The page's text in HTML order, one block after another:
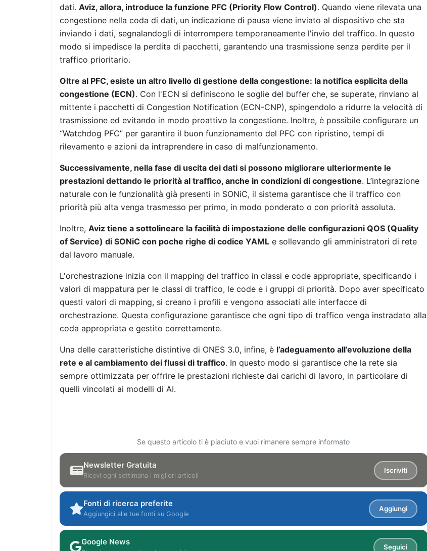
dati. Aviz, allora, introduce la funzione PFC (Priority Flow Control). Quando viene rilevata una
congestione nella coda di dati, un indicazione di pausa viene inviato al dispositivo che sta
inviando i dati, segnalandogli di interrompere temporaneamente l'invio del traffico. In questo
modo si impedisce la perdita di pacchetti, garantendo una trasmissione senza perdite per il
traffico prioritario.
Oltre al PFC, esiste un altro livello di gestione della congestione: la notifica esplicita della
congestione (ECN). Con l'ECN si definiscono le soglie del buffer che, se superate, rinviano al
mittente i pacchetti di Congestion Notification (ECN-CNP), spingendolo a ridurre la velocità di
trasmissione ed evitando in modo proattivo la congestione. Inoltre, è possibile configurare un
“Watchdog PFC” per garantire il buon funzionamento del PFC con ripristino, tempi di
rilevamento e azioni da intraprendere in caso di malfunzionamento.
Successivamente, nella fase di uscita dei dati si possono migliorare ulteriormente le
prestazioni dettando le priorità al traffico, anche in condizioni di congestione. L’integrazione
naturale con le funzionalità già presenti in SONiC, il sistema garantisce che il traffico con
priorità più alta venga trasmesso per primo, in modo ponderato o con priorità assoluta.
Inoltre, Aviz tiene a sottolineare la facilità di impostazione delle configurazioni QOS (Quality
of Service) di SONiC con poche righe di codice YAML e sollevando gli amministratori di rete
dal lavoro manuale.
L'orchestrazione inizia con il mapping del traffico in classi e code appropriate, specificando i
valori di mappatura per le classi di traffico, le code e i gruppi di priorità. Dopo aver specificato
questi valori di mapping, si creano i profili e vengono associati alle interfacce di
orchestrazione. Questa configurazione garantisce che ogni tipo di traffico venga instradato alla
coda appropriata e gestito correttamente.
Una delle caratteristiche distintive di ONES 3.0, infine, è l’adeguamento all’evoluzione della
rete e al cambiamento dei flussi di traffico. In questo modo si garantisce che la rete sia
sempre ottimizzata per offrire le prestazioni richieste dai carichi di lavoro, in particolare di
quelli vincolati ai modelli di AI.
Se questo articolo ti è piaciuto e vuoi rimanere sempre informato
Newsletter Gratuita
Ricevi ogni settimana i migliori articoli
Iscriviti
Fonti di ricerca preferite
Aggiungici alle tue fonti su Google
Aggiungi
Google News
Seguici